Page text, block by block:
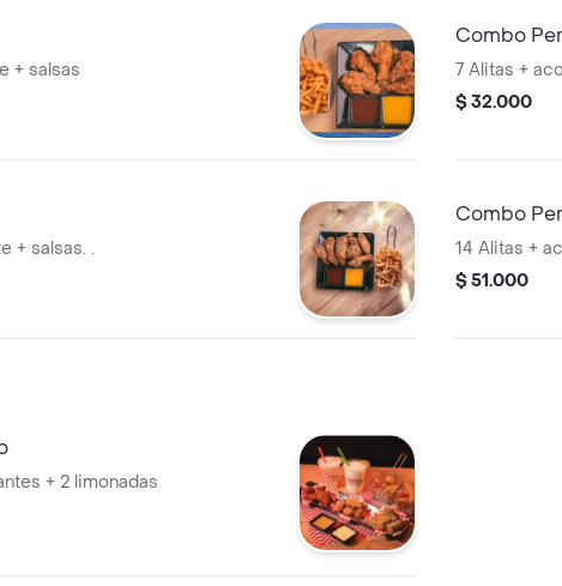
+ salsas
Combo
7 Alitas +
$ 32.000
+ salsas. .
Combo
14 Alitas +
$ 51.000
+ 2 limonadas